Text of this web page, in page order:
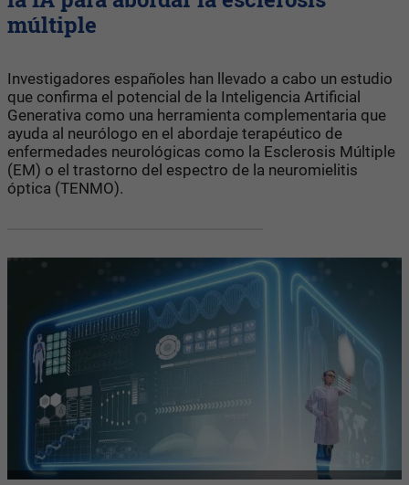
múltiple
Investigadores españoles han llevado a cabo un estudio
que confirma el potencial de la Inteligencia Artificial
Generativa como una herramienta complementaria que
ayuda al neurólogo en el abordaje terapéutico de
enfermedades neurológicas como la Esclerosis Múltiple
(EM) o el trastorno del espectro de la neuromielitis
óptica (TENMO).